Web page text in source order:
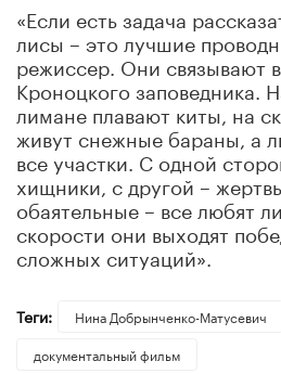
«Если есть задача
лисы – это лучшие
режиссер. Они связывают
Кроноцкого заповедника.
лимане плавают киты, на
живут снежные бараны, а
все участки. С одной
хищники, с другой –
обаятельные – все любят
скорости они выходят
сложных ситуаций».
Теги: Нина Добрынченко-Матусевич
документальный фильм